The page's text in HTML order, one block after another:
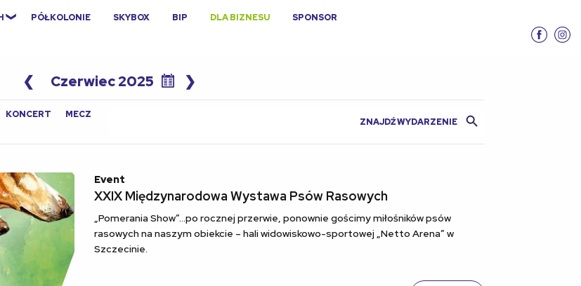
PÓŁKOLONIE SKYBOX BIP DLA BIZNESU SPONSOR
❮ Czerwiec 2025 ❯
KONCERT
MECZ
Event
XXIX Międzynarodowa Wystawa Psów Rasowych
„Pomerania Show”…po rocznej przerwie, ponownie gościmy miłośników psów
rasowych na naszym obiekcie – hali widowiskowo-sportowej „Netto Arena” w
Szczecinie.